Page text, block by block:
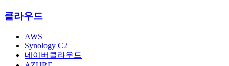
클라우드
AWS
Synology C2
네이버클라우드